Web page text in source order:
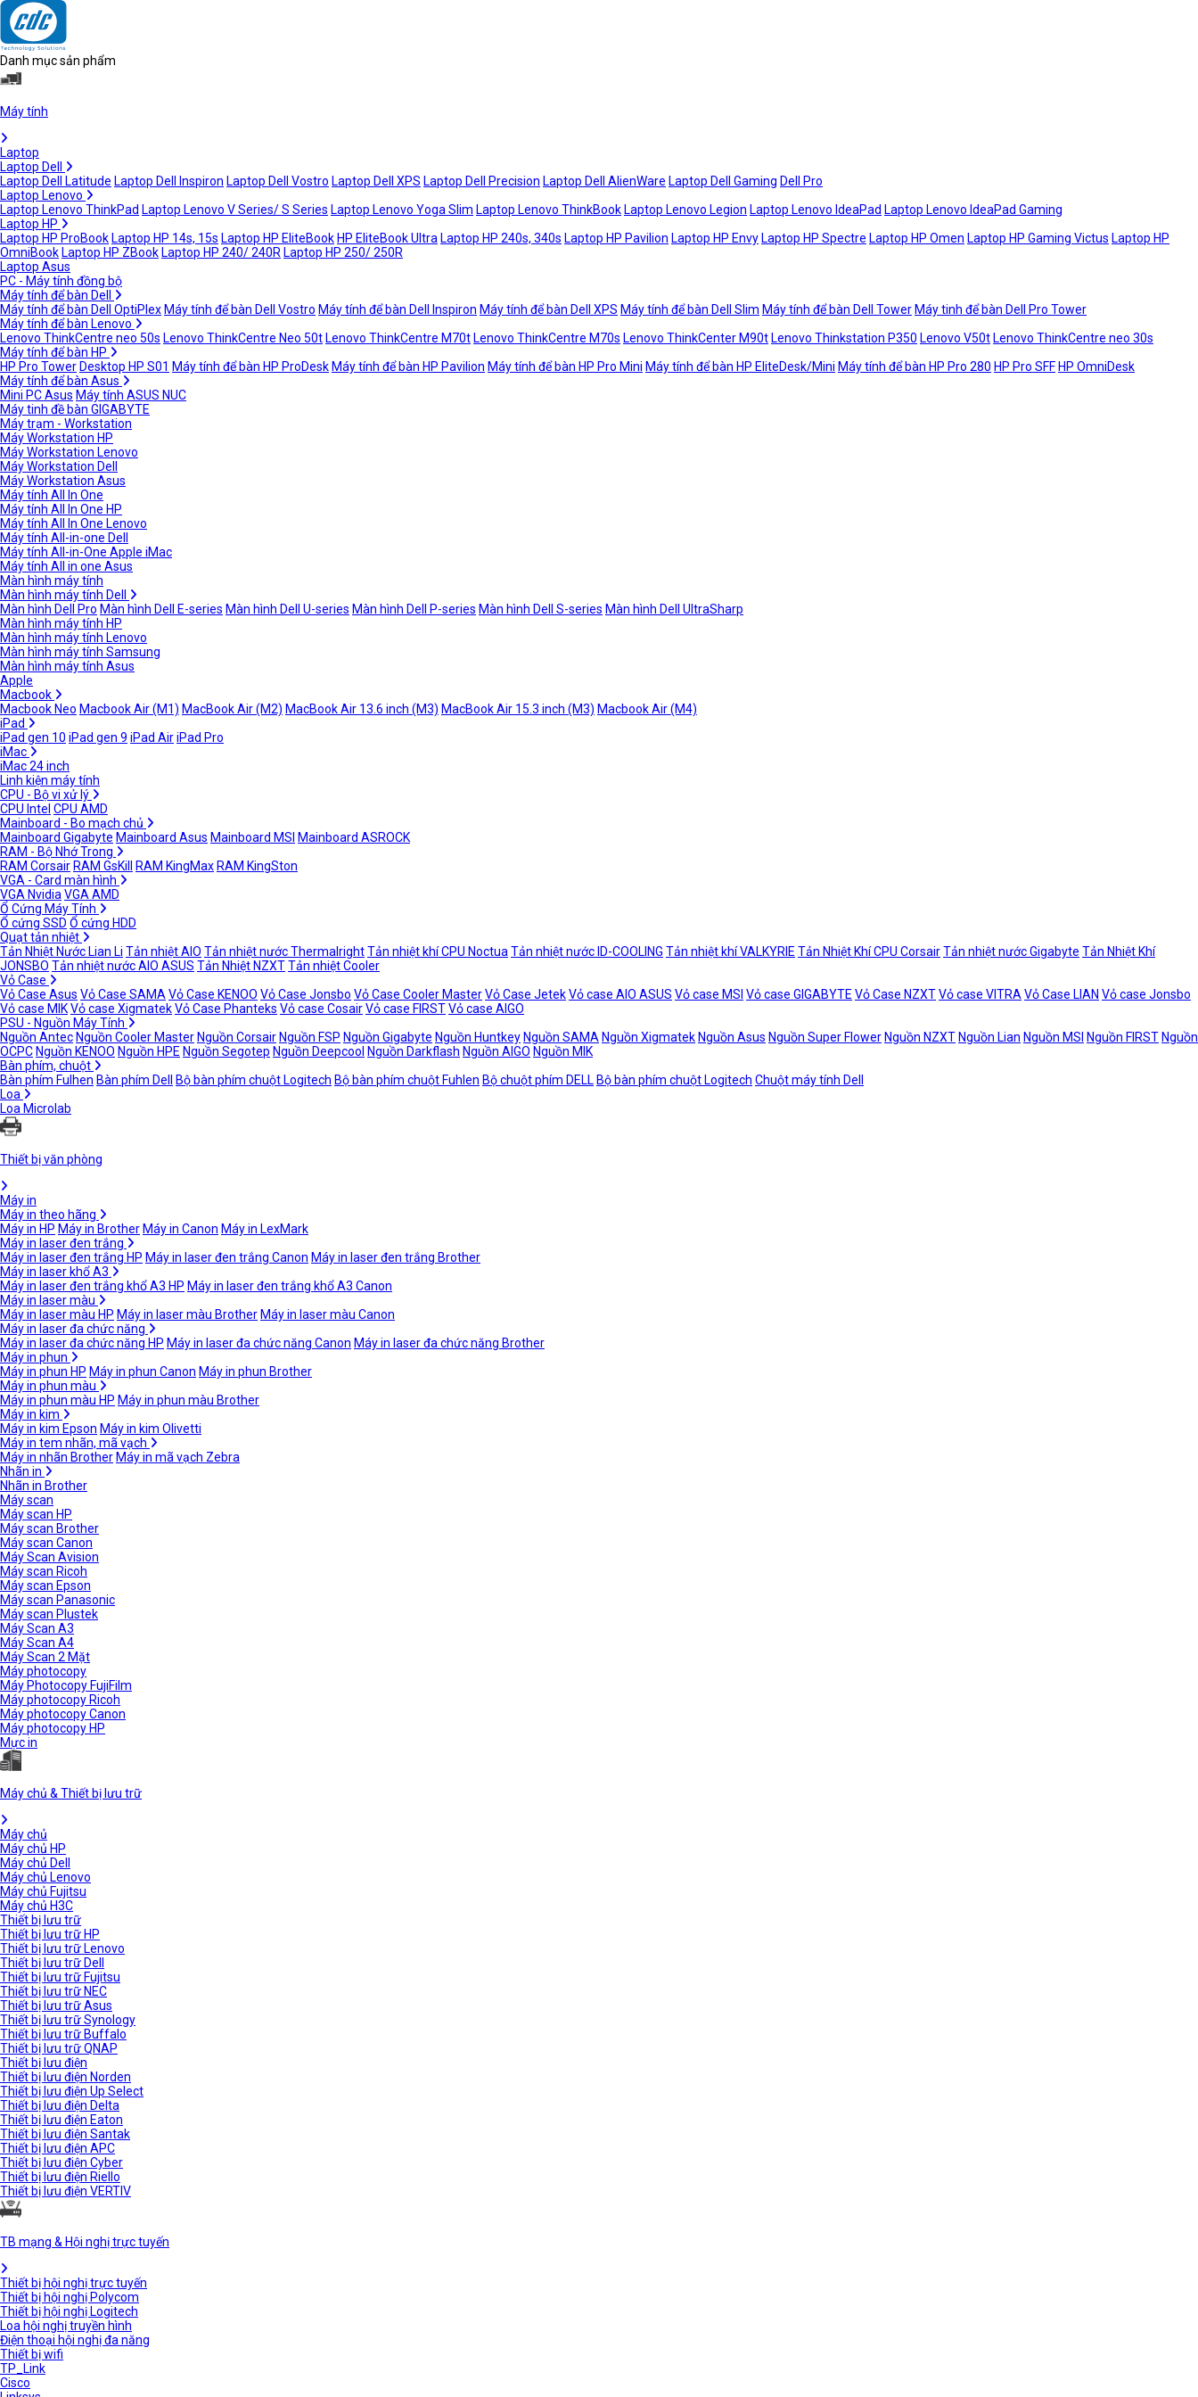
Danh mục sản phẩm
Máy tính
Laptop
Laptop Dell
Laptop Dell Latitude Laptop Dell Inspiron Laptop Dell Vostro Laptop Dell XPS Laptop Dell Precision Laptop Dell AlienWare Laptop Dell Gaming Dell Pro
Laptop Lenovo
Laptop Lenovo ThinkPad Laptop Lenovo V Series/ S Series Laptop Lenovo Yoga Slim Laptop Lenovo ThinkBook Laptop Lenovo Legion Laptop Lenovo IdeaPad Laptop Lenovo IdeaPad Gaming
Laptop HP
Laptop HP ProBook Laptop HP 14s, 15s Laptop HP EliteBook HP EliteBook Ultra Laptop HP 240s, 340s Laptop HP Pavilion Laptop HP Envy Laptop HP Spectre Laptop HP Omen Laptop HP Gaming Victus Laptop HP
OmniBook Laptop HP ZBook Laptop HP 240/ 240R Laptop HP 250/ 250R
Laptop Asus
PC - Máy tính đồng bộ
Máy tính để bàn Dell
Máy tính để bàn Dell OptiPlex Máy tính để bàn Dell Vostro Máy tính để bàn Dell Inspiron Máy tính để bàn Dell XPS Máy tính để bàn Dell Slim Máy tính để bàn Dell Tower Máy tinh để bàn Dell Pro Tower
Máy tính để bàn Lenovo
Lenovo ThinkCentre neo 50s Lenovo ThinkCentre Neo 50t Lenovo ThinkCentre M70t Lenovo ThinkCentre M70s Lenovo ThinkCenter M90t Lenovo Thinkstation P350 Lenovo V50t Lenovo ThinkCentre neo 30s
Máy tính để bàn HP
HP Pro Tower Desktop HP S01 Máy tính để bàn HP ProDesk Máy tính để bàn HP Pavilion Máy tính để bàn HP Pro Mini Máy tính để bàn HP EliteDesk/Mini Máy tính để bàn HP Pro 280 HP Pro SFF HP OmniDesk
Máy tính để bàn Asus
Mini PC Asus Máy tính ASUS NUC
Máy tinh đề bàn GIGABYTE
Máy trạm - Workstation
Máy Workstation HP
Máy Workstation Lenovo
Máy Workstation Dell
Máy Workstation Asus
Máy tính All In One
Máy tính All In One HP
Máy tính All In One Lenovo
Máy tính All-in-one Dell
Máy tính All-in-One Apple iMac
Máy tính All in one Asus
Màn hình máy tính
Màn hình máy tính Dell
Màn hình Dell Pro Màn hình Dell E-series Màn hình Dell U-series Màn hình Dell P-series Màn hình Dell S-series Màn hình Dell UltraSharp
Màn hình máy tính HP
Màn hình máy tính Lenovo
Màn hình máy tính Samsung
Màn hình máy tính Asus
Apple
Macbook
Macbook Neo Macbook Air (M1) MacBook Air (M2) MacBook Air 13.6 inch (M3) MacBook Air 15.3 inch (M3) Macbook Air (M4)
iPad
iPad gen 10 iPad gen 9 iPad AiriPad Pro
iMac
iMac 24 inch
Linh kiện máy tính
CPU - Bộ vi xử lý
CPU Intel CPU AMD
Mainboard - Bo mạch chủ
Mainboard Gigabyte Mainboard Asus Mainboard MSI Mainboard ASROCK
RAM - Bộ Nhớ Trong
RAM Corsair RAM GsKill RAM KingMax RAM KingSton
VGA - Card màn hình
VGA Nvidia VGA AMD
Ổ Cứng Máy Tính
Ổ cứng SSD Ổ cứng HDD
Quạt tản nhiệt
Tản Nhiệt Nước Lian Li Tản nhiệt AIO Tản nhiệt nước ThermalrightTản nhiệt khí CPU Noctua Tản nhiệt nước ID-COOLING Tản nhiệt khí VALKYRIE Tản Nhiệt Khí CPU CorsairTản nhiệt nước Gigabyte Tản Nhiệt Khí
JONSBO Tản nhiệt nước AIO ASUS Tản Nhiệt NZXTTản nhiệt Cooler
Vỏ Case
Vỏ Case Asus Vỏ Case SAMA Vỏ Case KENOO Vỏ Case Jonsbo Vỏ Case Cooler MasterVỏ Case JetekVỏ case AIO ASUS Vỏ case MSI Vỏ case GIGABYTE Vỏ Case NZXTVỏ case VITRA Vỏ Case LIAN Vỏ case Jonsbo
Vỏ case MIKVỏ case XigmatekVỏ Case Phanteks Vỏ case CosairVỏ case FIRSTVỏ case AIGO
PSU - Nguồn Máy Tính
Nguồn Antec Nguồn Cooler Master Nguồn Corsair Nguồn FSP Nguồn Gigabyte Nguồn Huntkey Nguồn SAMA Nguồn Xigmatek Nguồn Asus Nguồn Super Flower Nguồn NZXT Nguồn Lian Nguồn MSI Nguồn FIRST Nguồn
OCPC Nguồn KENOO Nguồn HPE Nguồn Segotep Nguồn Deepcool Nguồn Darkflash Nguồn AIGO Nguồn MIK
Bàn phím, chuột
Bàn phím Fulhen Bàn phím Dell Bộ bàn phím chuột Logitech Bộ bàn phím chuột Fuhlen Bộ chuột phím DELL Bộ bàn phím chuột Logitech Chuột máy tính Dell
Loa
Loa Microlab
Thiết bị văn phòng
Máy in
Máy in theo hãng
Máy in HP Máy in Brother Máy in Canon Máy in LexMark
Máy in laser đen trắng
Máy in laser đen trắng HP Máy in laser đen trắng Canon Máy in laser đen trắng Brother
Máy in laser khổ A3
Máy in laser đen trắng khổ A3 HP Máy in laser đen trắng khổ A3 Canon
Máy in laser màu
Máy in laser màu HP Máy in laser màu Brother Máy in laser màu Canon
Máy in laser đa chức năng
Máy in laser đa chức năng HP Máy in laser đa chức năng Canon Máy in laser đa chức năng Brother
Máy in phun
Máy in phun HP Máy in phun Canon Máy in phun Brother
Máy in phun màu
Máy in phun màu HP Máy in phun màu Brother
Máy in kim
Máy in kim Epson Máy in kim Olivetti
Máy in tem nhãn, mã vạch
Máy in nhãn Brother Máy in mã vạch Zebra
Nhãn in
Nhãn in Brother
Máy scan
Máy scan HP
Máy scan Brother
Máy scan Canon
Máy Scan Avision
Máy scan Ricoh
Máy scan Epson
Máy scan Panasonic
Máy scan Plustek
Máy Scan A3
Máy Scan A4
Máy Scan 2 Mặt
Máy photocopy
Máy Photocopy FujiFilm
Máy photocopy Ricoh
Máy photocopy Canon
Máy photocopy HP
Mực in
Máy chủ & Thiết bị lưu trữ
Máy chủ
Máy chủ HP
Máy chủ Dell
Máy chủ Lenovo
Máy chủ Fujitsu
Máy chủ H3C
Thiết bị lưu trữ
Thiết bị lưu trữ HP
Thiết bị lưu trữ Lenovo
Thiết bị lưu trữ Dell
Thiết bị lưu trữ Fujitsu
Thiết bị lưu trữ NEC
Thiết bị lưu trữ Asus
Thiết bị lưu trữ Synology
Thiết bị lưu trữ Buffalo
Thiết bị lưu trữ QNAP
Thiết bị lưu điện
Thiết bị lưu điện Norden
Thiết bị lưu điện Up Select
Thiết bị lưu điện Delta
Thiết bị lưu điện Eaton
Thiết bị lưu điện Santak
Thiết bị lưu điện APC
Thiết bị lưu điện Cyber
Thiết bị lưu điện Riello
Thiết bị lưu điện VERTIV
TB mạng & Hội nghị trực tuyến
Thiết bị hội nghị trực tuyến
Thiết bị hội nghị Polycom
Thiết bị hội nghị Logitech
Loa hội nghị truyền hình
Điện thoại hội nghị đa năng
Thiết bị wifi
TP_Link
Cisco